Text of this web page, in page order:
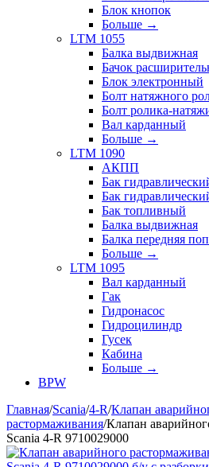
Блок кнопок
Больше →
LTM 1055
Балка выдвижная
Бачок
Блок электронный
Болт натяжного
Болт ролика-
Вал карданный
Больше →
LTM 1090
АКПП
Бак
Бак
Бак топливный
Балка выдвижная
Балка передняя
Больше →
LTM 1095
Вал карданный
Гак
Гидронасос
Гидроцилиндр
Гусек
Кабина
Больше →
BPW
Главная/Scania/4-R/Клапан
растормаживания/Клапан
Scania 4-R 9710029000